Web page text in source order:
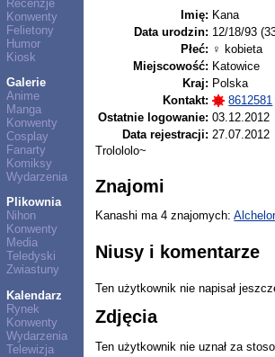
Recenzje
Konwenty
Felietony
Humor
Kiosk
Galerie
Anime
Manga
Konwenty
Cosplay
Fanarty
Komiksy
Wydarzenia
Plikownia
Nihon
Konwenty
Media
Teledyski
Zwiastuny
Kalendarz
Rynek
Konwenty
Wydarzenia
Telewizja
Imię: Kana
Data urodzin: 12/18/93
Płeć: ♀ kobieta
Miejscowość: Katowice
Kraj: Polska
Kontakt:
8612581
Ostatnie logowanie: 03.12.2012
Data rejestracji: 27.07.2012
Trolololo~
Znajomi
Kanashi ma 4 znajomych:Alchelor
Niusy i komentarze
Ten użytkownik nie napisał
Zdjęcia
Ten użytkownik nie uznał za